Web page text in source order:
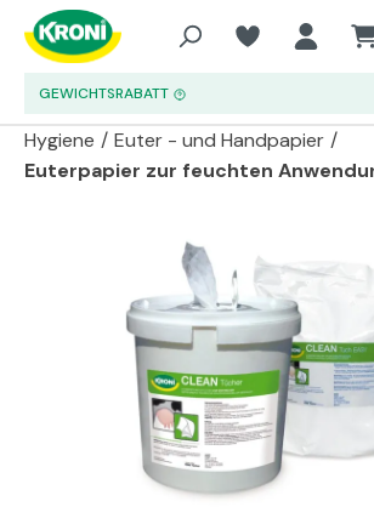
Zum Hauptinhalt springen
GEWICHTSRABATT
Hygiene / Euter - und Handpapier /
Euterpapier zur feuchten
Bildergalerie überspringen